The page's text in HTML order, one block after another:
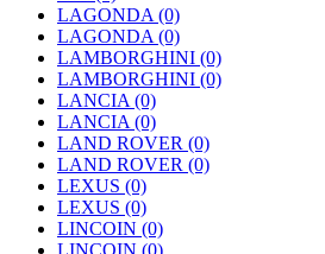
LAGONDA (0)
LAGONDA (0)
LAMBORGHINI (0)
LAMBORGHINI (0)
LANCIA (0)
LANCIA (0)
LAND ROVER (0)
LAND ROVER (0)
LEXUS (0)
LEXUS (0)
LINCOIN (0)
LINCOIN (0)